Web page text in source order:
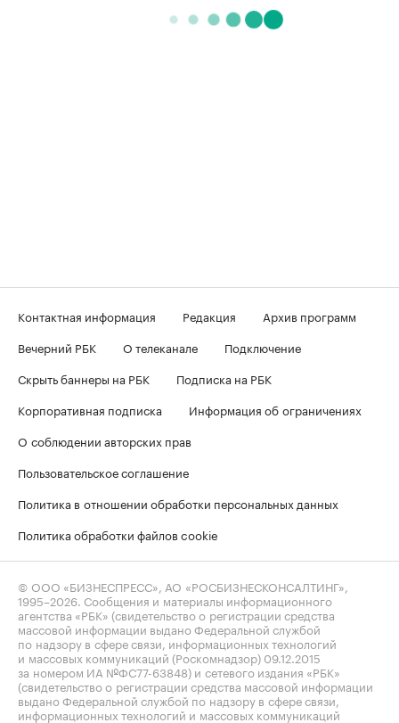
Контактная информация Редакция
Архив программ
Вечерний РБК
О телеканале
Подключение
Скрыть баннеры на РБК
Подписка на РБК
Корпоративная подписка
Информация об ограничениях
О соблюдении авторских прав
Пользовательское соглашение
Политика в отношении обработки персональных данных
Политика обработки файлов cookie
© ООО «БИЗНЕСПРЕСС», АО «РОСБИЗНЕСКОНСАЛТИНГ»,
1995–2026. Сообщения и материалы информационного
агентства «РБК» (свидетельство о регистрации средства
массовой информации выдано Федеральной службой
по надзору в сфере связи, информационных технологий
и массовых коммуникаций (Роскомнадзор) 09.12.2015
за номером ИА №ФС77-63848) и сетевого издания «РБК»
(свидетельство о регистрации средства массовой информации
выдано Федеральной службой по надзору в сфере связи,
информационных технологий и массовых коммуникаций